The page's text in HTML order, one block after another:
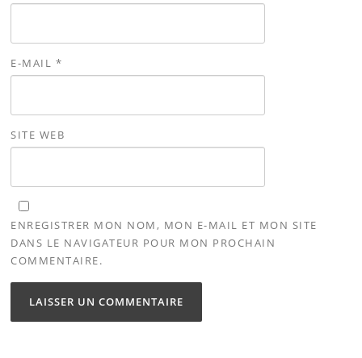
E-MAIL *
SITE WEB
ENREGISTRER MON NOM, MON E-MAIL ET MON SITE
DANS LE NAVIGATEUR POUR MON PROCHAIN
COMMENTAIRE.